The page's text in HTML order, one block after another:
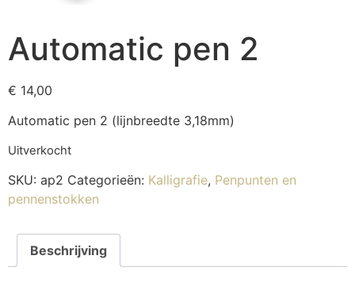
Automatic pen 2
€ 14,00
Automatic pen 2 (lijnbreedte 3,18mm)
Uitverkocht
SKU: ap2 Categorieën: Kalligrafie, Penpunten en
pennenstokken
Beschrijving